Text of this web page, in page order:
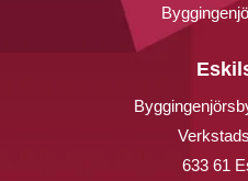
633 61